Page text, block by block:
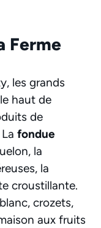
Ferme
les grands
haut de
de
fondue
la
la
croustillante.
crozets,
aux fruits